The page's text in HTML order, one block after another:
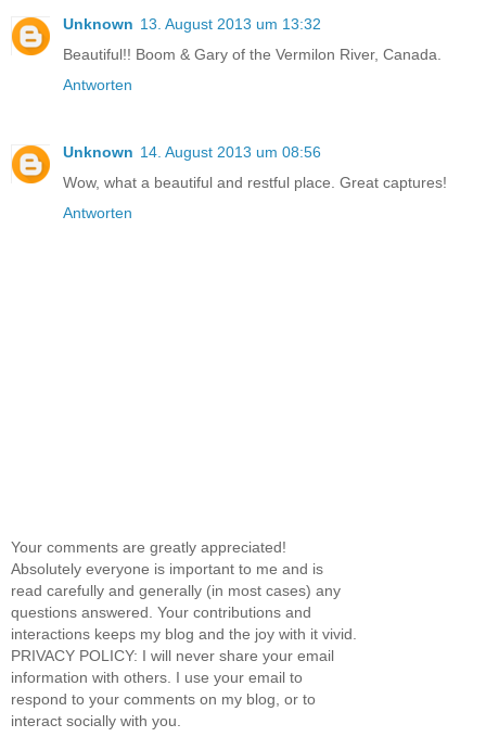
Unknown 13. August 2013 um 13:32
Beautiful!! Boom & Gary of the Vermilon River, Canada.
Antworten
Unknown 14. August 2013 um 08:56
Wow, what a beautiful and restful place. Great captures!
Antworten
Your comments are greatly appreciated!
Absolutely everyone is important to me and is
read carefully and generally (in most cases) any
questions answered. Your contributions and
interactions keeps my blog and the joy with it vivid.
PRIVACY POLICY: I will never share your email
information with others. I use your email to
respond to your comments on my blog, or to
interact socially with you.